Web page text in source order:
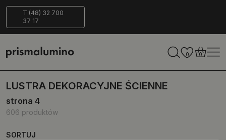
T (48) 32 700
37 17
ECO-
0 0
LUSTRA DEKORACYJNE ŚCIENNE
strona 4
606 produktów
SORTUJ